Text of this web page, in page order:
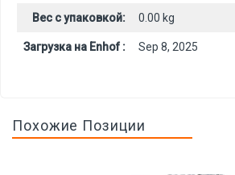
Вес с упаковкой: 0.00 kg
Загрузка на Enhof : Sep 8, 2025
Похожие Позиции